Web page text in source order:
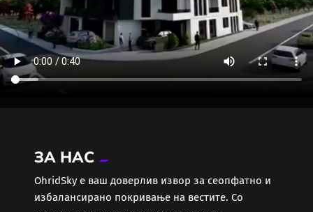
ЗА НАС
ОhridSky е ваш доверлив извор за сеопфатно и
избалансирано покривање на вестите. Со